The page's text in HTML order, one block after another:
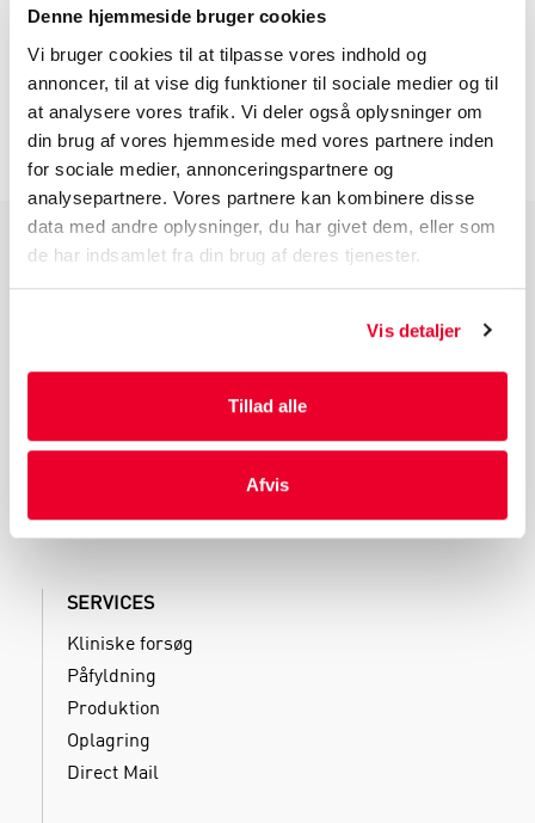
Denne hjemmeside bruger cookies
Vi bruger cookies til at tilpasse vores indhold og
annoncer, til at vise dig funktioner til sociale medier og til
at analysere vores trafik. Vi deler også oplysninger om
din brug af vores hjemmeside med vores partnere inden
for sociale medier, annonceringspartnere og
analysepartnere. Vores partnere kan kombinere disse
data med andre oplysninger, du har givet dem, eller som
de har indsamlet fra din brug af deres tjenester.
Vis detaljer
Tillad alle
Afvis
BESKRIVELSE
INFORMATION FØR DU BESTILLLER
Lamineret Emballage
Kuverter Og Emballage Til Forsendelse
Medicinsk Emballage
SERVICES
Kliniske forsøg
Påfyldning
Produktion
Oplagring
Direct Mail